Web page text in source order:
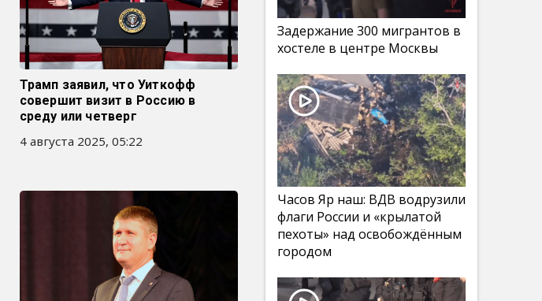
Трамп заявил, что Уиткофф
совершит визит в Россию в
среду или четверг
4 августа 2025, 05:22
Задержание 300 мигрантов в
хостеле в центре Москвы
Часов Яр наш: ВДВ водрузили
флаги России и «крылатой
пехоты» над освобождённым
городом